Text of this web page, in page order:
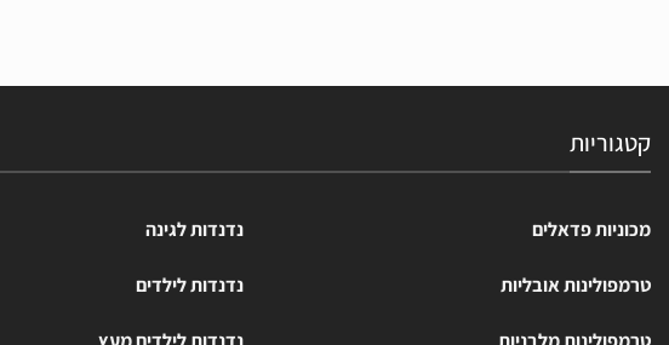
קטגוריות
מכוניות פדאלים
טרמפולינות אובליות
נדנדות לגינה
נדנדות לילדים